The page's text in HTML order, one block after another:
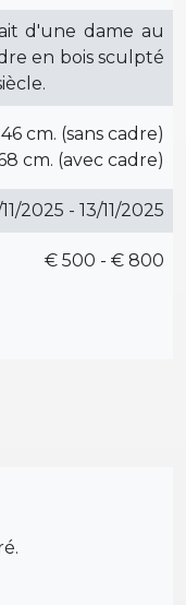
d'une dame au
en bois sculpté
cm. (sans cadre)
cm. (avec cadre)
2025 - 13/11/2025
€ 500 - € 800